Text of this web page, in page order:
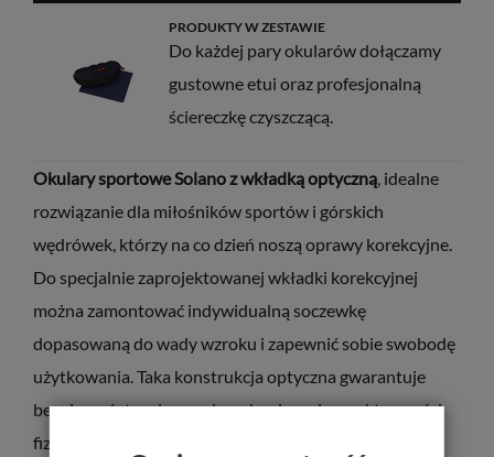
PRODUKTY W ZESTAWIE
Do każdej pary okularów dołączamy
gustowne etui oraz profesjonalną
ściereczkę czyszczącą.
Okulary sportowe Solano z wkładką optyczną, idealne
rozwiązanie dla miłośników sportów i górskich
wędrówek, którzy na co dzień noszą oprawy korekcyjne.
Do specjalnie zaprojektowanej wkładki korekcyjnej
można zamontować indywidualną soczewkę
dopasowaną do wady wzroku i zapewnić sobie swobodę
użytkowania. Taka konstrukcja optyczna gwarantuje
bezpieczeństwo i wygodę – skupiasz się na aktywności
fizycznej, doskonaleniu technicznych umiejętności i